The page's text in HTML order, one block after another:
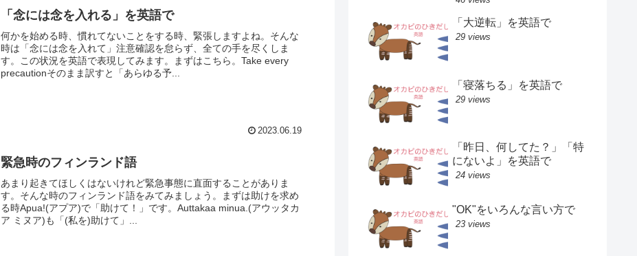
「念には念を入れる」を英語で
何かを始める時、慣れてないことをする時、緊張しますよね。そんな
時は「念には念を入れて」注意確認を怠らず、全ての手を尽くしま
す。この状況を英語で表現してみます。まずはこちら。Take every
precautionそのまま訳すと「あらゆる予...
2023.06.19
緊急時のフィンランド語
あまり起きてほしくはないけれど緊急事態に直面することがありま
す。そんな時のフィンランド語をみてみましょう。まずは助けを求め
る時Apua!(アプア)で「助けて！」です。Auttakaa minua.(アウッタカ
ア ミヌア)も「(私を)助けて」...
「大逆転」を英語で
29 views
「寝落ちる」を英語で
29 views
「昨日、何してた？」「特
にないよ」を英語で
24 views
"OK"をいろんな言い方で
23 views